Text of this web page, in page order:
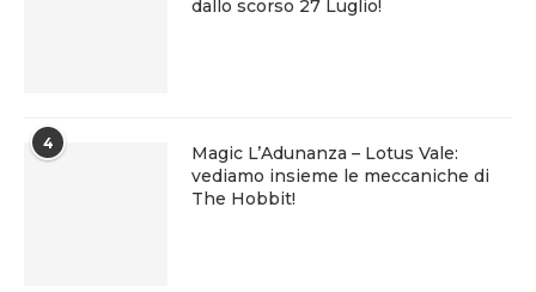
dallo scorso 27 Luglio!
4
Magic L’Adunanza – Lotus Vale:
vediamo insieme le meccaniche di
The Hobbit!